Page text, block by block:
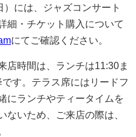
には、ジャズコンサート
細・チケット購入について
にてご確認ください。
店時間は、ランチは11:30ま
す。テラス席にはリードフ
にランチやティータイムを
ないため、ご来店の際は、